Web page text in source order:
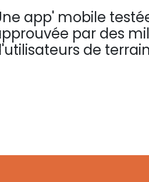
app' mobile
par des
de terrain